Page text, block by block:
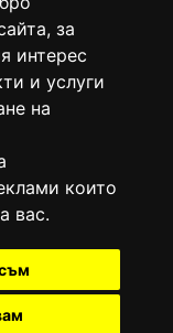
, за
интерес
и услуги
на
които
вас.
в националния
национална
информационен